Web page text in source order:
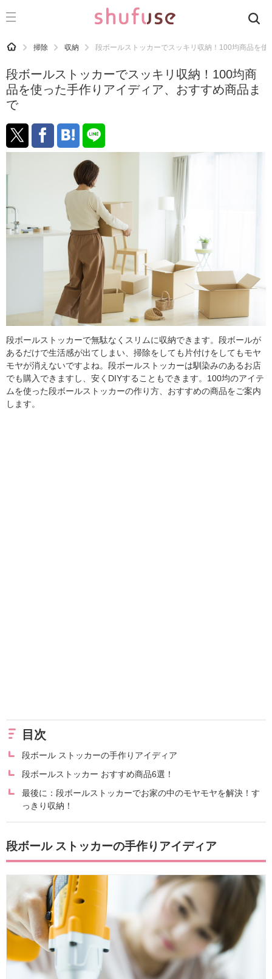
CATEGORY 記事カテゴリ
運気
生活の知恵
お金
HOME 掃除 収納 段ボールストッカーでスッキリ収納！100均商品を
段ボールストッカーでスッキリ収納！100均商
品を使った手作りアイディア、おすすめ商品ま
で
段ボールストッカーで無駄なくスリムに収納できます。段ボールが
あるだけで生活感が出てしまい、掃除をしても片付けをしてもモヤ
モヤが消えないですよね。段ボールストッカーは馴染みのあるお店
でも購入できますし、安くDIYすることもできます。100均のアイテ
ムを使った段ボールストッカーの作り方、おすすめの商品をご案内
します。
目次
段ボール ストッカーの手作りアイディア
段ボールストッカー おすすめ商品6選！
最後に：段ボールストッカーでお家の中のモヤモヤを解決！す
っきり収納！
段ボール ストッカーの手作りアイディア